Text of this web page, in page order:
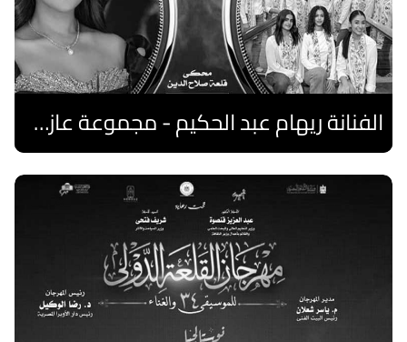
الفنانة ريهام عبد الحكيم - مجموعة عازفات الهارب المصريات
اقرا المزيد